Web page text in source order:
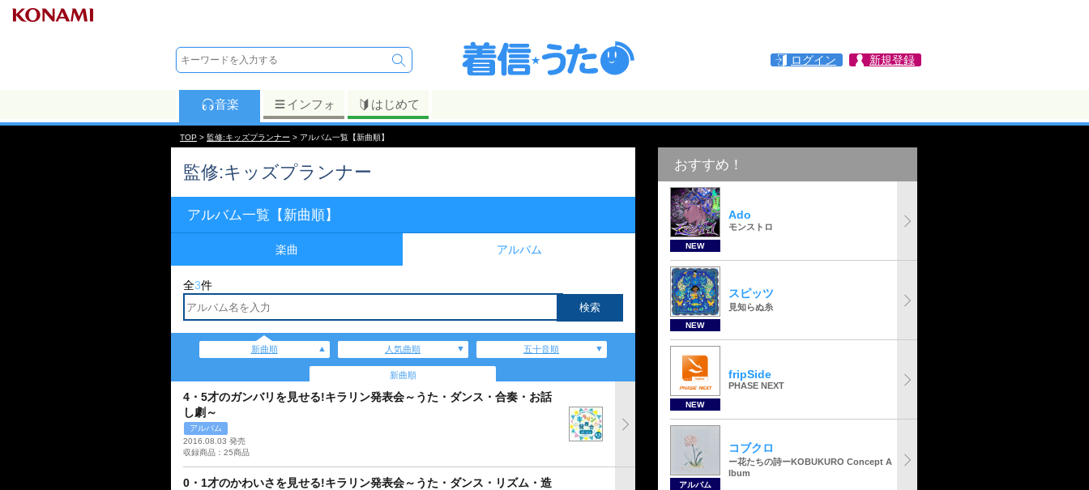
ログイン 新規登録
音楽 インフォ はじめて
TOP > 監修:キッズプランナー > アルバム一覧【新曲順】
監修:キッズプランナー
アルバム一覧【新曲順】
楽曲 アルバム
全3件
新曲順 人気曲順 五十音順
新曲順
4・5才のガンバリを見せる!キラリン発表会～うた・ダンス・合奏・お話
し劇～
アルバム
2016.08.03 発売
収録商品：25商品
0・1才のかわいさを見せる!キラリン発表会～うた・ダンス・リズム・造
おすすめ！
NEW
Ado
モンストロ
NEW
スピッツ
見知らぬ糸
NEW
fripSide
PHASE NEXT
アルバム
コブクロ
ー花たちの詩ーKOBUKURO Concept A
lbum